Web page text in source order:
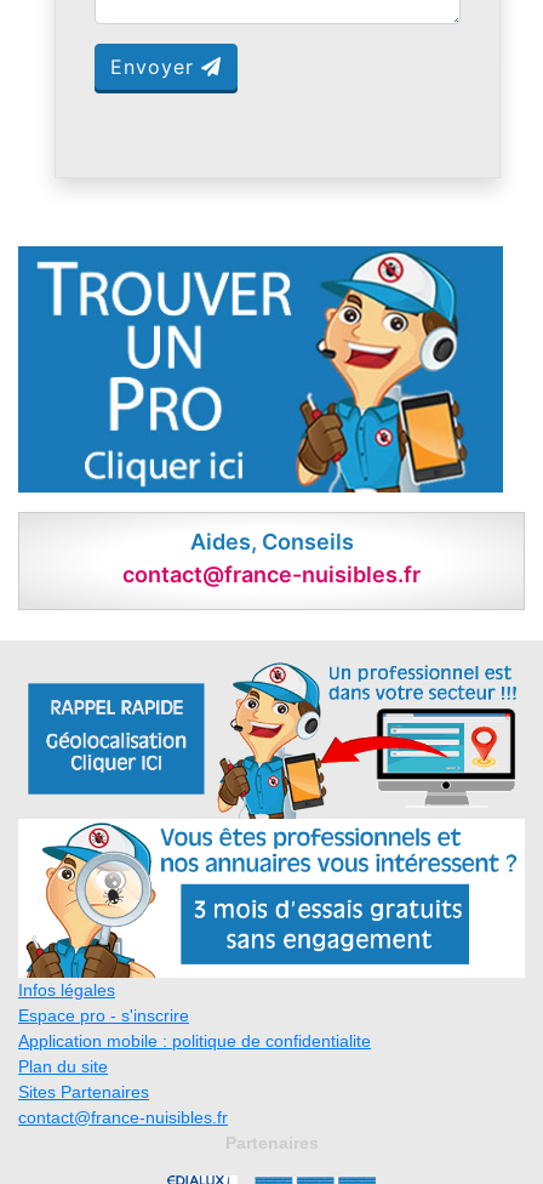
Envoyer
Aides, Conseils
contact@france-nuisibles.fr
Infos légales
Espace pro - s'inscrire
Application mobile : politique de confidentialite
Plan du site
Sites Partenaires
contact@france-nuisibles.fr
Partenaires